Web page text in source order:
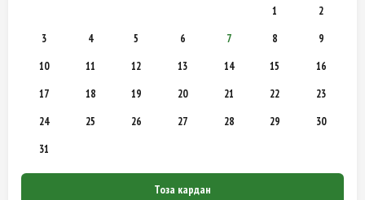
1
2
3
4 5 6 7 8
9
10
11 12 13 14 15
16
17
18 19 20 21 22
23
24
25 26 27 28 29
30
31
Тоза кардан